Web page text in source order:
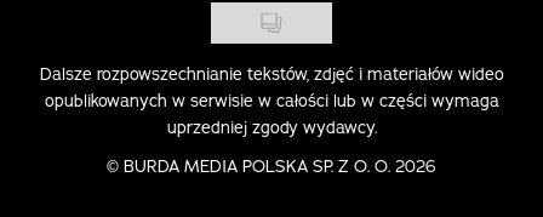
Dalsze rozpowszechnianie tekstów, zdjęć i materiałów wideo
opublikowanych w serwisie w całości lub w części wymaga
uprzedniej zgody wydawcy.
© BURDA MEDIA POLSKA SP. Z O. O. 2026